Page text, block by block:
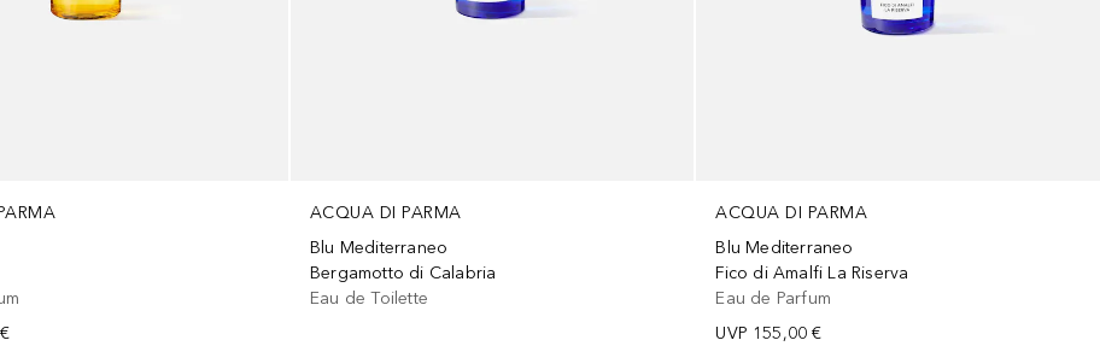
ACQUA DI PARMA
Blu Mediterraneo
Bergamotto di Calabria
Eau de Toilette
ACQUA DI PARMA
Blu Mediterraneo
Fico di Amalfi La Riserva
Eau de Parfum
UVP 155,00 €